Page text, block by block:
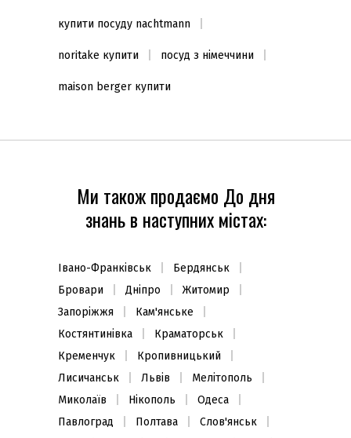
купити посуду nachtmann
noritake купити посуд з німеччини
maison berger купити
Ми також продаємо До дня
знань в наступних містах:
Івано-Франківськ
Бердянськ
Бровари
Дніпро
Житомир
Запоріжжя
Кам'янське
Костянтинівка
Краматорськ
Кременчук
Кропивницький
Лисичанськ
Львів
Мелітополь
Миколаїв
Нікополь
Одеса
Павлоград
Полтава
Слов'янськ